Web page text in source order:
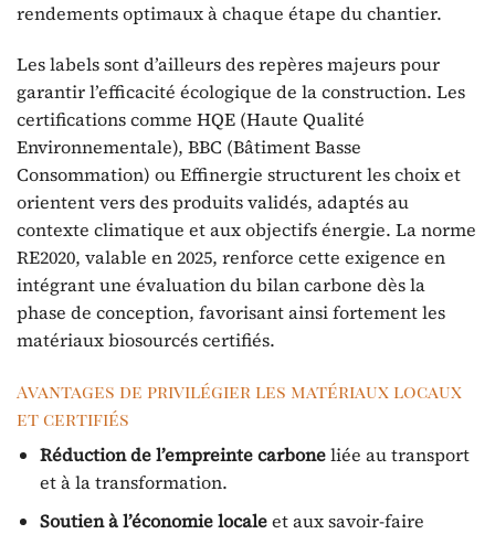
rendements optimaux à chaque étape du chantier.
Les labels sont d’ailleurs des repères majeurs pour
garantir l’efficacité écologique de la construction. Les
certifications comme HQE (Haute Qualité
Environnementale), BBC (Bâtiment Basse
Consommation) ou Effinergie structurent les choix et
orientent vers des produits validés, adaptés au
contexte climatique et aux objectifs énergie. La norme
RE2020, valable en 2025, renforce cette exigence en
intégrant une évaluation du bilan carbone dès la
phase de conception, favorisant ainsi fortement les
matériaux biosourcés certifiés.
Avantages de privilégier les matériaux locaux
et certifiés
Réduction de l’empreinte carboneliée au transport
et à la transformation.
Soutien à l’économie localeet aux savoir-faire